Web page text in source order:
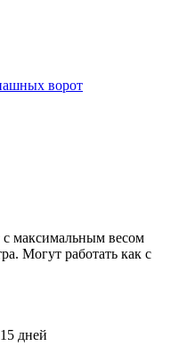
ворот
с максимальным весом
Могут работать как с
дней